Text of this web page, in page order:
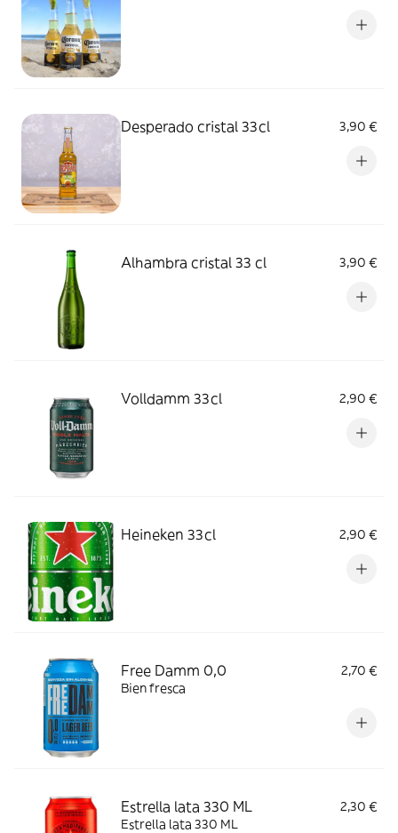
Desperado cristal 33cl 3,90 €
Alhambra cristal 33 cl 3,90 €
Volldamm 33cl 2,90 €
Heineken 33cl 2,90 €
Free Damm 0,0
2,70 €
Bien fresca
Estrella lata 330 ML
2,30 €
Estrella lata 330 ML